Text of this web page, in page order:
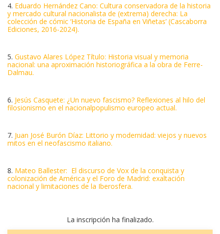
4. Eduardo Hernández Cano: Cultura conservadora de la historia
y mercado cultural nacionalista de (extrema) derecha: La
colección de cómic ‘Historia de España en Viñetas’ (Cascaborra
Ediciones, 2016-2024).
5. Gustavo Alares López Título: Historia visual y memoria
nacional: una aproximación historiográfica a la obra de Ferre-
Dalmau.
6. Jesús Casquete: ¿Un nuevo fascismo? Reflexiones al hilo del
filosionismo en el nacionalpopulismo europeo actual.
7. Juan José Burón Díaz: Littorio y modernidad: viejos y nuevos
mitos en el neofascismo italiano.
8. Mateo Ballester: El discurso de Vox de la conquista y
colonización de América y el Foro de Madrid: exaltación
nacional y limitaciones de la Iberosfera.
La inscripción ha finalizado.